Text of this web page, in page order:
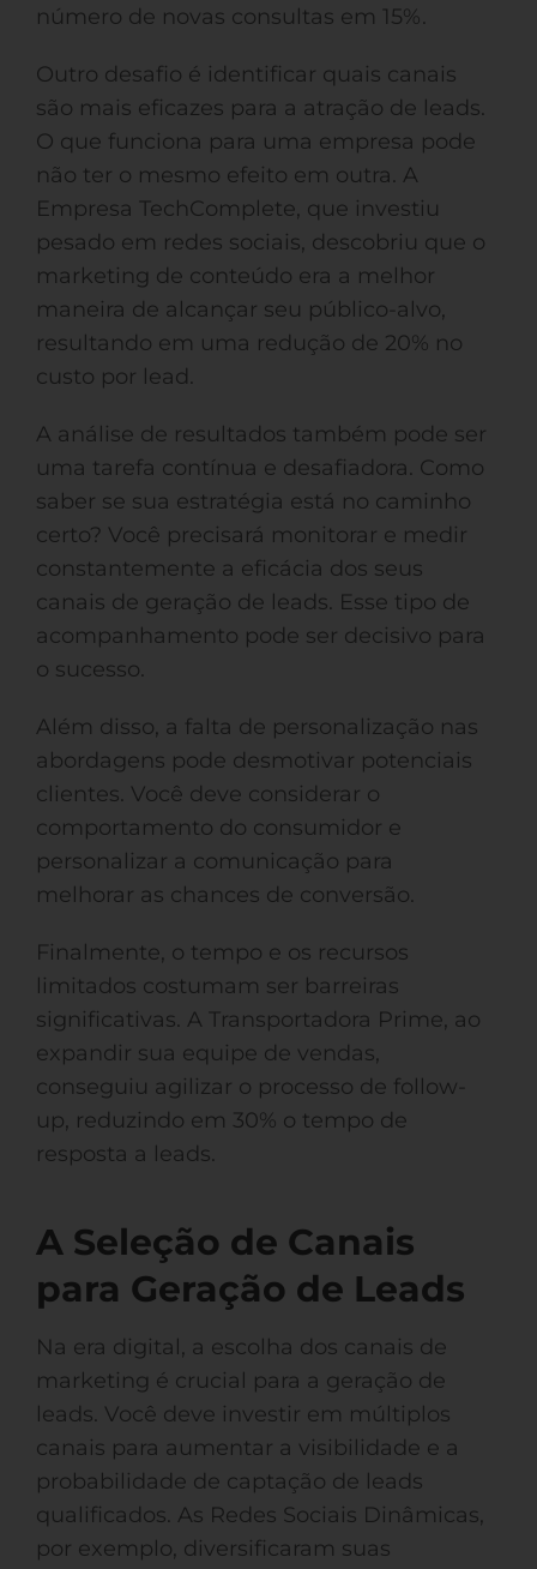
número de novas consultas em 15%.
Outro desafio é identificar quais canais
são mais eficazes para a atração de leads.
O que funciona para uma empresa pode
não ter o mesmo efeito em outra. A
Empresa TechComplete, que investiu
pesado em redes sociais, descobriu que o
marketing de conteúdo era a melhor
maneira de alcançar seu público-alvo,
resultando em uma redução de 20% no
custo por lead.
A análise de resultados também pode ser
uma tarefa contínua e desafiadora. Como
saber se sua estratégia está no caminho
certo? Você precisará monitorar e medir
constantemente a eficácia dos seus
canais de geração de leads. Esse tipo de
acompanhamento pode ser decisivo para
o sucesso.
Além disso, a falta de personalização nas
abordagens pode desmotivar potenciais
clientes. Você deve considerar o
comportamento do consumidor e
personalizar a comunicação para
melhorar as chances de conversão.
Finalmente, o tempo e os recursos
limitados costumam ser barreiras
significativas. A Transportadora Prime, ao
expandir sua equipe de vendas,
conseguiu agilizar o processo de follow-
up, reduzindo em 30% o tempo de
resposta a leads.
A Seleção de Canais
para Geração de Leads
Na era digital, a escolha dos canais de
marketing é crucial para a geração de
leads. Você deve investir em múltiplos
canais para aumentar a visibilidade e a
probabilidade de captação de leads
qualificados. As Redes Sociais Dinâmicas,
por exemplo, diversificaram suas